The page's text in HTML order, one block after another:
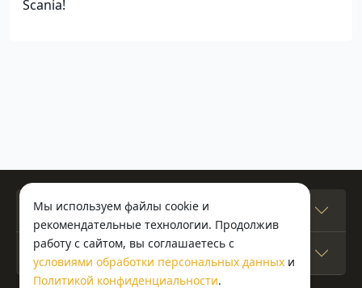
Scania!
Мы используем файлы cookie и
рекомендательные технологии. Продолжив
работу с сайтом, вы соглашаетесь с
условиями обработки персональных данных и
Политикой конфиденциальности.
Гриффин
Покупателям